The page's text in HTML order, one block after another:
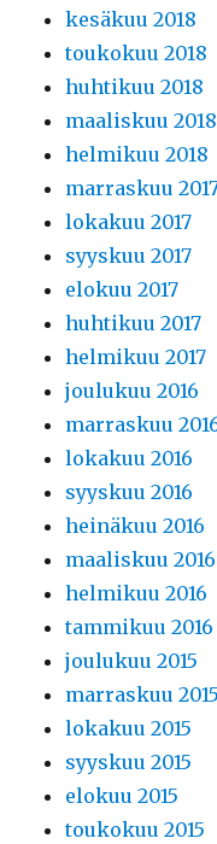
kesäkuu 2018
toukokuu 2018
huhtikuu 2018
maaliskuu 2018
helmikuu 2018
marraskuu
lokakuu 2017
syyskuu 2017
elokuu 2017
huhtikuu 2017
helmikuu 2017
joulukuu 2016
marraskuu
lokakuu 2016
syyskuu 2016
heinäkuu 2016
maaliskuu 2016
helmikuu 2016
tammikuu 2016
joulukuu 2015
marraskuu 2015
lokakuu 2015
syyskuu 2015
elokuu 2015
toukokuu 2015